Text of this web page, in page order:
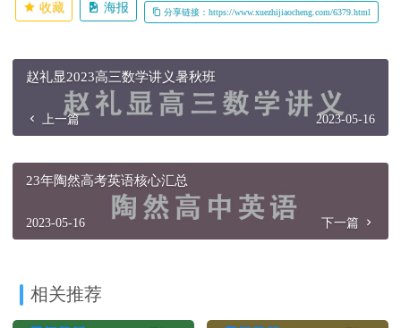
收藏 海报 分享链接：https://www.xuezhijiaocheng.com/6379.html
赵礼显2023高三数学讲义暑秋班
上一篇 2023-05-16
23年陶然高考英语核心汇总
2023-05-16 下一篇
相关推荐